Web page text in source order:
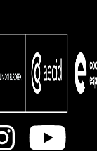
Youtube